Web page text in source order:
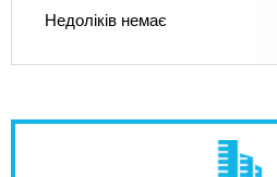
Недоліків немає